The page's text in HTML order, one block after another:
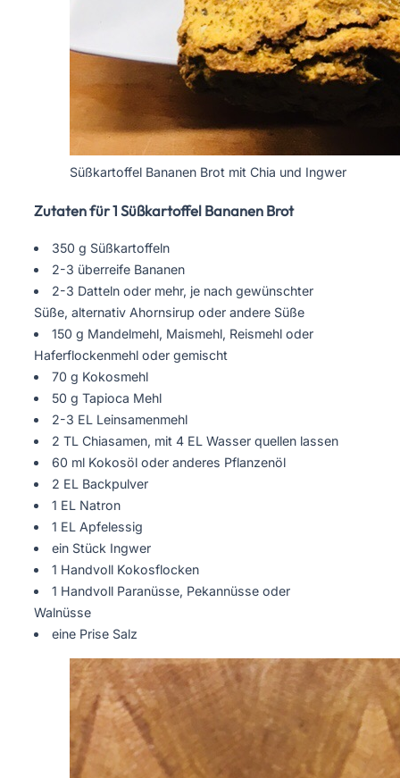
Süßkartoffel Bananen Brot mit Chia und Ingwer
Zutaten für 1 Süßkartoffel Bananen Brot
350 g Süßkartoffeln
2-3 überreife Bananen
2-3 Datteln oder mehr, je nach gewünschter
Süße, alternativ Ahornsirup oder andere Süße
150 g Mandelmehl, Maismehl, Reismehl oder
Haferflockenmehl oder gemischt
70 g Kokosmehl
50 g Tapioca Mehl
2-3 EL Leinsamenmehl
2 TL Chiasamen, mit 4 EL Wasser quellen lassen
60 ml Kokosöl oder anderes Pflanzenöl
2 EL Backpulver
1 EL Natron
1 EL Apfelessig
ein Stück Ingwer
1 Handvoll Kokosflocken
1 Handvoll Paranüsse, Pekannüsse oder
Walnüsse
eine Prise Salz